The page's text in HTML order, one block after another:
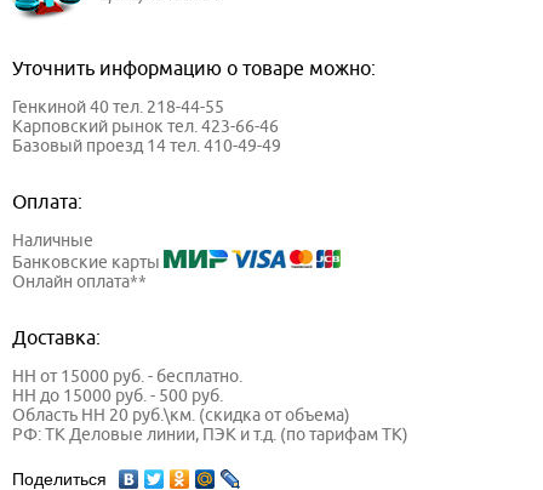
Уточнить информацию о товаре можно:
Генкиной 40 тел. 218-44-55
Карповский рынок тел. 423-66-46
Базовый проезд 14 тел. 410-49-49
Оплата:
Наличные
Банковские карты
Онлайн оплата**
Доставка:
НН от 15000 руб. - бесплатно.
НН до 15000 руб. - 500 руб.
Область НН 20 руб.\км. (скидка от объема)
РФ: ТК Деловые линии, ПЭК и т.д. (по тарифам ТК)
Поделиться